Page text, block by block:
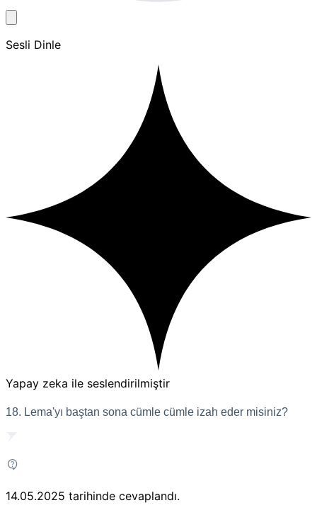
Sesli Dinle
Yapay zeka ile seslendirilmiştir
18. Lema'yı baştan sona cümle cümle izah eder misiniz?
14.05.2025 tarihinde cevaplandı.